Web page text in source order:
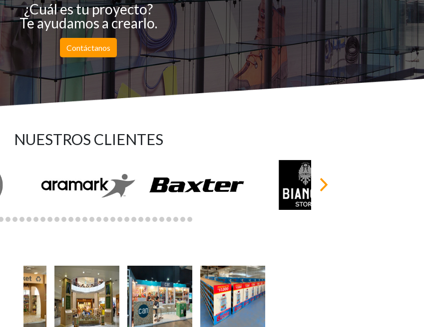
¿Cuál es tu proyecto?
Te ayudamos a crearlo.
Contáctanos
NUESTROS CLIENTES